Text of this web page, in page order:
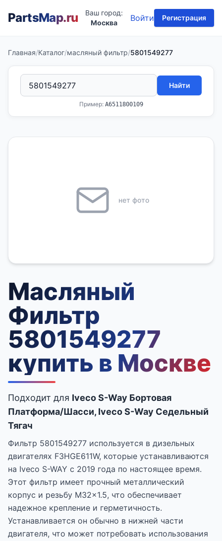
PartsMap.ru
Ваш город:
Москва
Войти Регистрация
Главная/Каталог/масляный фильтр/5801549277
Найти
Пример: A6511800109
нет фото
Масляный
Фильтр
5801549277
купить в Москве
Подходит для Iveco S-Way Бортовая
Платформа/Шасси, Iveco S-Way Седельный
Тягач
Фильтр 5801549277 используется в дизельных
двигателях F3HGE611W, которые устанавливаются
на Iveco S-WAY с 2019 года по настоящее время.
Этот фильтр имеет прочный металлический
корпус и резьбу M32x1.5, что обеспечивает
надежное крепление и герметичность.
Устанавливается он обычно в нижней части
двигателя, что может потребовать использования